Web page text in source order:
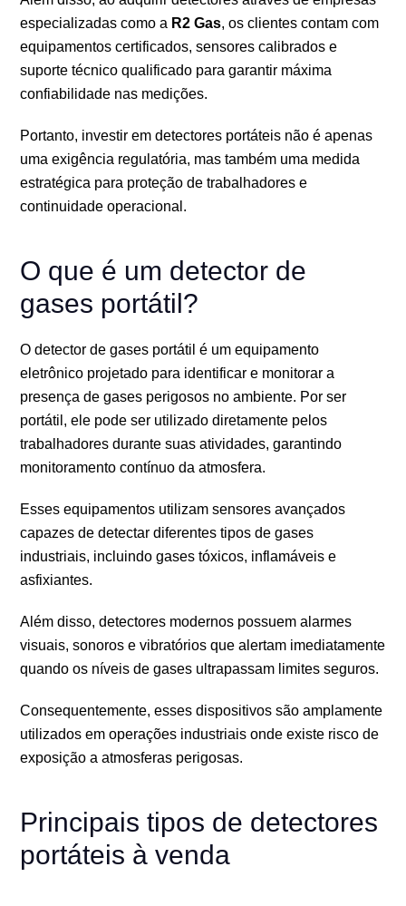
especializadas como a R2 Gas, os clientes contam com
equipamentos certificados, sensores calibrados e
suporte técnico qualificado para garantir máxima
confiabilidade nas medições.
Portanto, investir em detectores portáteis não é apenas
uma exigência regulatória, mas também uma medida
estratégica para proteção de trabalhadores e
continuidade operacional.
O que é um detector de
gases portátil?
O detector de gases portátil é um equipamento
eletrônico projetado para identificar e monitorar a
presença de gases perigosos no ambiente. Por ser
portátil, ele pode ser utilizado diretamente pelos
trabalhadores durante suas atividades, garantindo
monitoramento contínuo da atmosfera.
Esses equipamentos utilizam sensores avançados
capazes de detectar diferentes tipos de gases
industriais, incluindo gases tóxicos, inflamáveis e
asfixiantes.
Além disso, detectores modernos possuem alarmes
visuais, sonoros e vibratórios que alertam imediatamente
quando os níveis de gases ultrapassam limites seguros.
Consequentemente, esses dispositivos são amplamente
utilizados em operações industriais onde existe risco de
exposição a atmosferas perigosas.
Principais tipos de detectores
portáteis à venda